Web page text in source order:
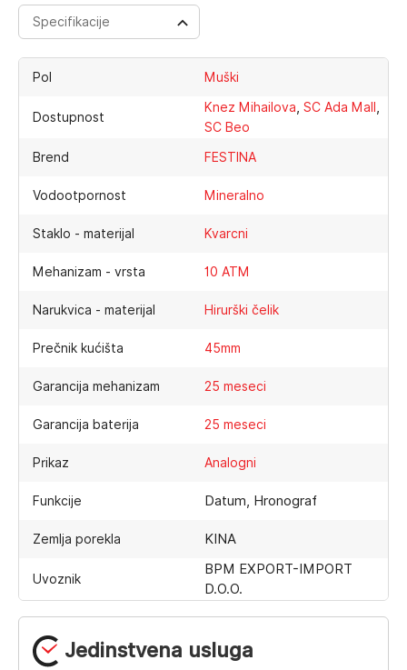
Jedinstvena usluga
Specifikacije
Pol Muški
Dostupnost
Knez Mihailova, SC Ada Mall ,
SC Beo
Brend FESTINA
Vodootpornost Mineralno
Staklo - materijal Kvarcni
Mehanizam - vrsta 10 ATM
Narukvica - materijal Hirurški čelik
Prečnik kućišta 45mm
Garancija mehanizam 25 meseci
Garancija baterija 25 meseci
Prikaz Analogni
Funkcije Datum, Hronograf
Zemlja porekla KINA
Uvoznik
BPM EXPORT-IMPORT
D.O.O.